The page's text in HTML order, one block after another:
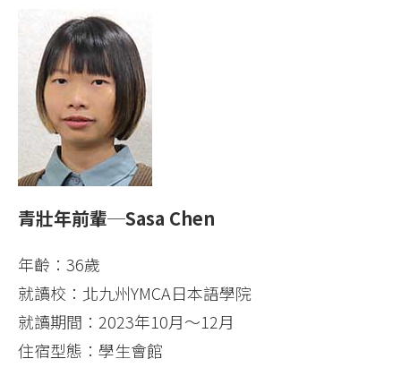
青壯年前輩─Sasa Chen
年齡：36歲
就讀校：北九州YMCA日本語學院
就讀期間：2023年10月～12月
住宿型態：學生會館